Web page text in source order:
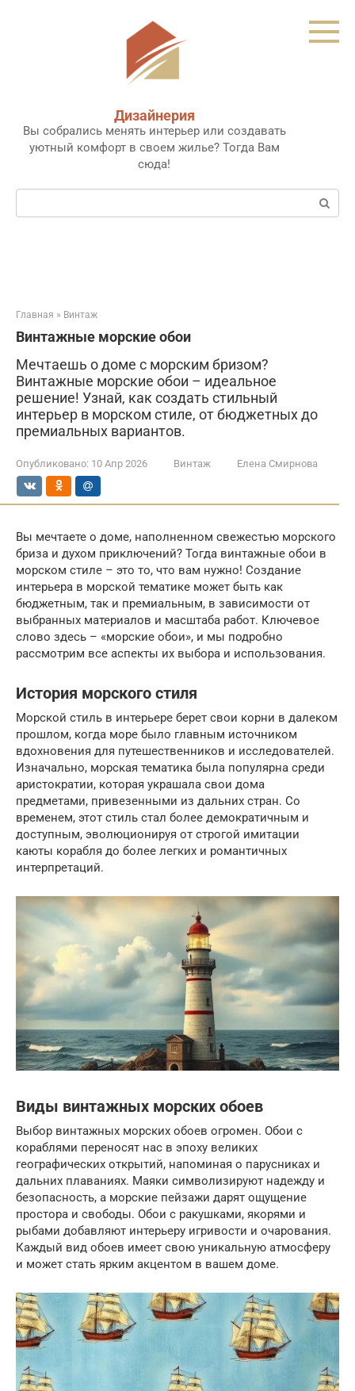
Дизайнерия
Вы собрались менять интерьер или создавать
уютный комфорт в своем жилье? Тогда Вам
сюда!
Поиск:
Главная » Винтаж
Винтажные морские обои
Мечтаешь о доме с морским бризом?
Винтажные морские обои – идеальное
решение! Узнай, как создать стильный
интерьер в морском стиле, от бюджетных до
премиальных вариантов.
Опубликовано: 10 Апр 2026 Винтаж Елена Смирнова
Вы мечтаете о доме, наполненном свежестью морского
бриза и духом приключений? Тогда винтажные обои в
морском стиле – это то, что вам нужно! Создание
интерьера в морской тематике может быть как
бюджетным, так и премиальным, в зависимости от
выбранных материалов и масштаба работ. Ключевое
слово здесь – «морские обои», и мы подробно
рассмотрим все аспекты их выбора и использования.
История морского стиля
Морской стиль в интерьере берет свои корни в далеком
прошлом, когда море было главным источником
вдохновения для путешественников и исследователей.
Изначально, морская тематика была популярна среди
аристократии, которая украшала свои дома
предметами, привезенными из дальних стран. Со
временем, этот стиль стал более демократичным и
доступным, эволюционируя от строгой имитации
каюты корабля до более легких и романтичных
интерпретаций.
Виды винтажных морских обоев
Выбор винтажных морских обоев огромен. Обои с
кораблями переносят нас в эпоху великих
географических открытий, напоминая о парусниках и
дальних плаваниях. Маяки символизируют надежду и
безопасность, а морские пейзажи дарят ощущение
простора и свободы. Обои с ракушками, якорями и
рыбами добавляют интерьеру игривости и очарования.
Каждый вид обоев имеет свою уникальную атмосферу
и может стать ярким акцентом в вашем доме.